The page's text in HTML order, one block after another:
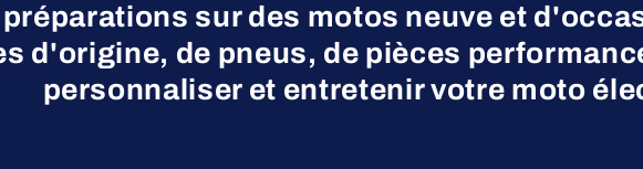
sur des motos neuve et
d'origine, de pneus, de pièces
personnaliser et entretenir votre moto